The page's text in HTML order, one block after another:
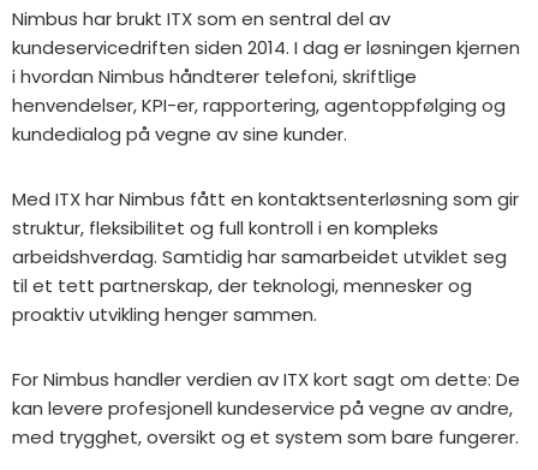
Nimbus har brukt ITX som en sentral del av
kundeservicedriften siden 2014. I dag er løsningen kjernen
i hvordan Nimbus håndterer telefoni, skriftlige
henvendelser, KPI-er, rapportering, agentoppfølging og
kundedialog på vegne av sine kunder.
Med ITX har Nimbus fått en kontaktsenterløsning som gir
struktur, fleksibilitet og full kontroll i en kompleks
arbeidshverdag. Samtidig har samarbeidet utviklet seg
til et tett partnerskap, der teknologi, mennesker og
proaktiv utvikling henger sammen.
For Nimbus handler verdien av ITX kort sagt om dette: De
kan levere profesjonell kundeservice på vegne av andre,
med trygghet, oversikt og et system som bare fungerer.